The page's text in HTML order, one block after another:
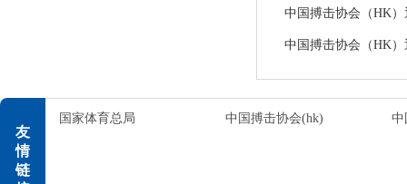
中国搏击协会（HK）
中国搏击协会（HK）
友
情
链
国家体育总局 中国搏击协会(hk) 中